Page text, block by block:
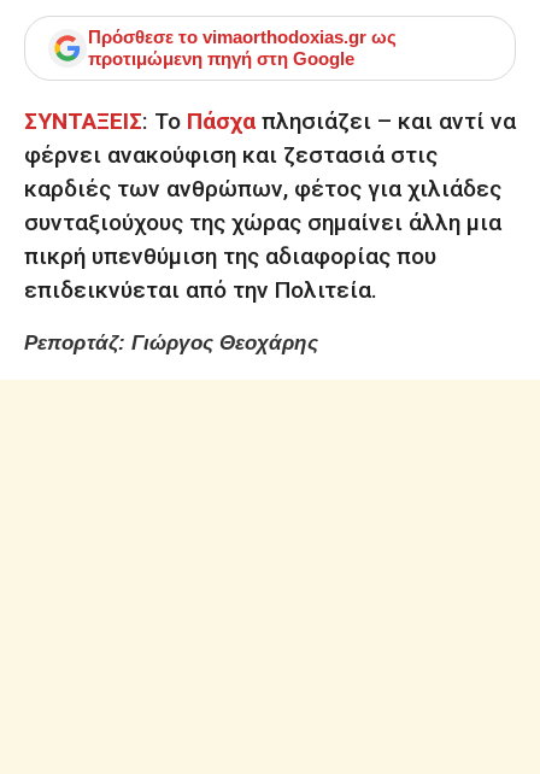
Πρόσθεσε το vimaorthodoxias.gr ως
προτιμώμενη πηγή στη Google
ΣΥΝΤΑΞΕΙΣ: Το Πάσχα πλησιάζει – και αντί να
φέρνει ανακούφιση και ζεστασιά στις
καρδιές των ανθρώπων, φέτος για χιλιάδες
συνταξιούχους της χώρας σημαίνει άλλη μια
πικρή υπενθύμιση της αδιαφορίας που
επιδεικνύεται από την Πολιτεία.
Ρεπορτάζ: Γιώργος Θεοχάρης